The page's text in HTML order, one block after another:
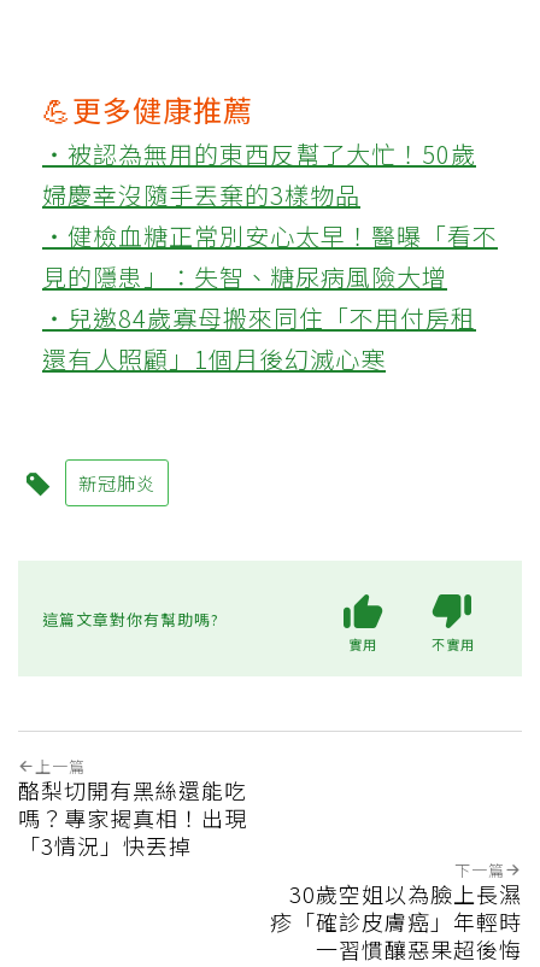
💪更多健康推薦
‧被認為無用的東西反幫了大忙！50歲
婦慶幸沒隨手丟棄的3樣物品
‧健檢血糖正常別安心太早！醫曝「看不
見的隱患」：失智、糖尿病風險大增
‧兒邀84歲寡母搬來同住「不用付房租
還有人照顧」1個月後幻滅心寒
新冠肺炎
這篇文章對你有幫助嗎?
實用 不實用
上一篇
酪梨切開有黑絲還能吃
嗎？專家揭真相！出現
「3情況」快丟掉
下一篇
30歲空姐以為臉上長濕
疹「確診皮膚癌」年輕時
一習慣釀惡果超後悔